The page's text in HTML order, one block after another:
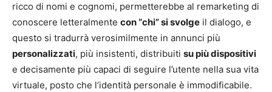
ricco di nomi e cognomi, permetterebbe al remarketing di
conoscere letteralmente con “chi” si svolge il dialogo, e
questo si tradurrà verosimilmente in annunci più
personalizzati, più insistenti, distribuiti su più dispositivi
e decisamente più capaci di seguire l’utente nella sua vita
virtuale, posto che l’identità personale è immodificabile.